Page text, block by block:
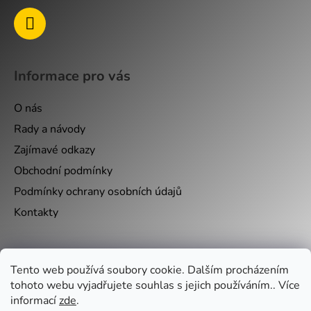
Tento web používá soubory cookie. Dalším procházením
tohoto webu vyjadřujete souhlas s jejich používáním.. Více
informacízde.
Informace pro vás
O nás
Rady a návody
Zajímavé odkazy
Obchodní podmínky
Podmínky ochrany osobních údajů
Kontakty